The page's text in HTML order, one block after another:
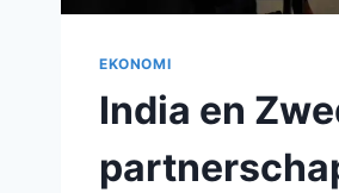
EKONOMI
India en